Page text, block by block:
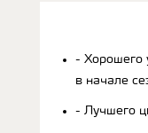
- Хорошего
в начале
- Лучшего